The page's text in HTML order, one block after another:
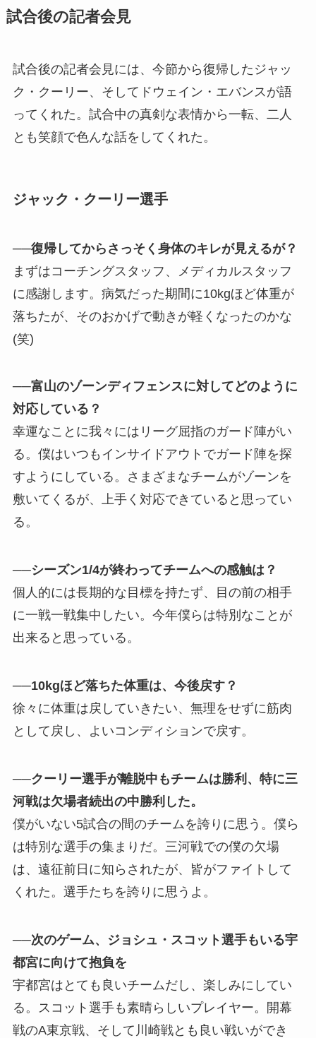
試合後の記者会見
試合後の記者会見には、今節から復帰したジャッ
ク・クーリー、そしてドウェイン・エバンスが語
ってくれた。試合中の真剣な表情から一転、二人
とも笑顔で色んな話をしてくれた。
ジャック・クーリー選手
──復帰してからさっそく身体のキレが見えるが？
まずはコーチングスタッフ、メディカルスタッフ
に感謝します。病気だった期間に10kgほど体重が
落ちたが、そのおかげで動きが軽くなったのかな
(笑)
──富山のゾーンディフェンスに対してどのように
対応している？
幸運なことに我々にはリーグ屈指のガード陣がい
る。僕はいつもインサイドアウトでガード陣を探
すようにしている。さまざまなチームがゾーンを
敷いてくるが、上手く対応できていると思ってい
る。
──シーズン1/4が終わってチームへの感触は？
個人的には長期的な目標を持たず、目の前の相手
に一戦一戦集中したい。今年僕らは特別なことが
出来ると思っている。
──10kgほど落ちた体重は、今後戻す？
徐々に体重は戻していきたい、無理をせずに筋肉
として戻し、よいコンディションで戻す。
──クーリー選手が離脱中もチームは勝利、特に三
河戦は欠場者続出の中勝利した。
僕がいない5試合の間のチームを誇りに思う。僕ら
は特別な選手の集まりだ。三河戦での僕の欠場
は、遠征前日に知らされたが、皆がファイトして
くれた。選手たちを誇りに思うよ。
──次のゲーム、ジョシュ・スコット選手もいる宇
都宮に向けて抱負を
宇都宮はとても良いチームだし、楽しみにしてい
る。スコット選手も素晴らしいプレイヤー。開幕
戦のA東京戦、そして川崎戦とも良い戦いができ